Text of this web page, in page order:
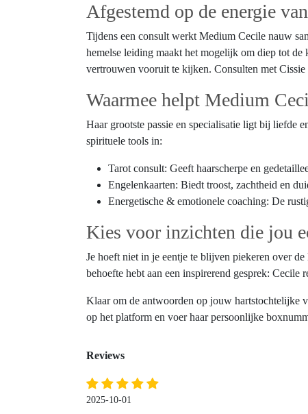
Afgestemd op de energie
Tijdens een consult werkt Medium Cecile nauw
hemelse leiding maakt het mogelijk om diep tot
vertrouwen vooruit te kijken. Consulten met
Waarmee helpt Medium
Haar grootste passie en specialisatie ligt bij liefde
spirituele tools in:
Tarot consult: Geeft haarscherpe en
Engelenkaarten: Biedt troost, zachtheid en
Energetische & emotionele coaching: De
Kies voor inzichten die jou
Je hoeft niet in je eentje te blijven piekeren over
behoefte hebt aan een inspirerend gesprek: Cecile
Klaar om de antwoorden op jouw hartstochtelijke
op het platform en voer haar persoonlijke
Reviews
2025-10-01